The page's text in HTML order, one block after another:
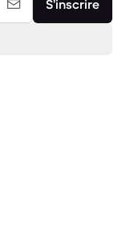
S’inscrire